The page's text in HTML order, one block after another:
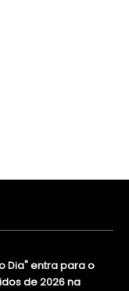
Dia" entra para o
de 2026 na